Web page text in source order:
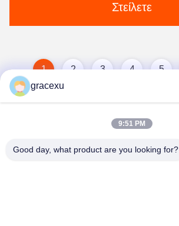
Στείλετε
1 2 3 4 5
gracexu
9:51 PM
Good day, what product are you looking for?